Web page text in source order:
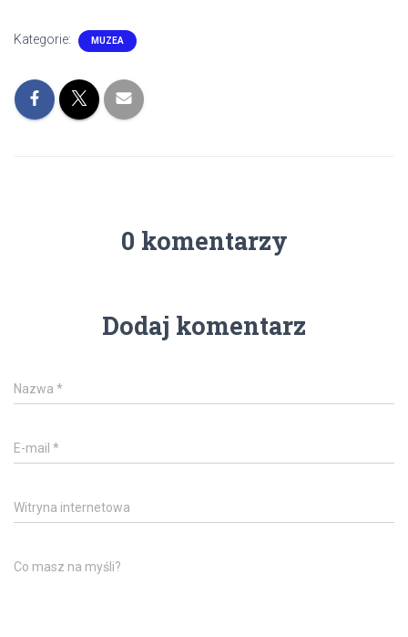
Kategorie: MUZEA
0 komentarzy
Dodaj komentarz
Nazwa *
E-mail *
Witryna internetowa
Co masz na myśli?